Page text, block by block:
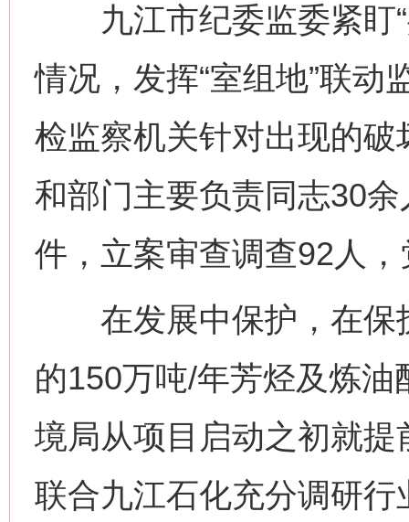
九江市纪委监委紧盯“
情况，发挥“室组地”联动
检监察机关针对出现的
和部门主要负责同志30
件，立案审查调查92人
在发展中保护，在保
的150万吨/年芳烃及炼
境局从项目启动之初就
联合九江石化充分调研